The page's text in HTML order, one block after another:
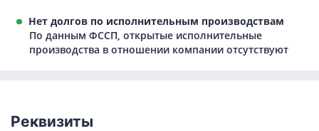
Нет долгов по исполнительным производствам
По данным ФССП, открытые исполнительные
производства в отношении компании отсутствуют
Реквизиты